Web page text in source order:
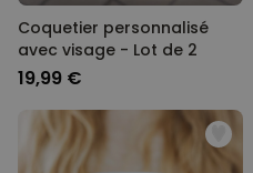
Coquetier personnalisé
avec visage - Lot de 2
19,99 €